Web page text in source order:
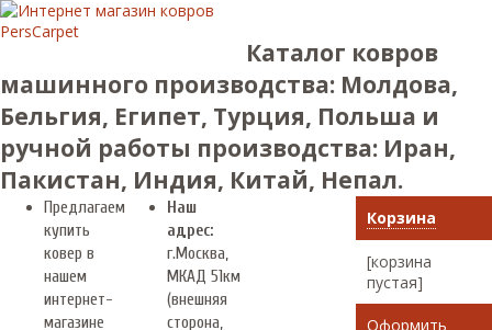
Каталог ковров
машинного производства: Молдова,
Бельгия, Египет, Турция, Польша и
ручной работы производства: Иран,
Пакистан, Индия, Китай, Непал.
Предлагаем
купить
ковер в
нашем
интернет-
магазине
Наш
адрес:
г.Москва
МКАД 51км
(внешняя
сторона,
Корзина
[корзина
пустая]
Оформить